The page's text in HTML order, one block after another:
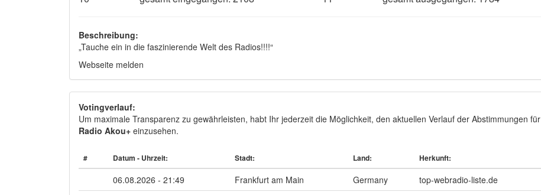
Beschreibung:
„Tauche ein in die faszinierende Welt des Radios!!!!“
Webseite melden
Votingverlauf:
Um maximale Transparenz zu gewährleisten, habt Ihr jederzeit die Möglichkeit, den aktuellen Verlauf der Abstimmungen für
Radio Akou+ einzusehen.
# Datum - Uhrzeit: Stadt: Land: Herkunft:
06.08.2026 - 21:49 Frankfurt am Main Germany
top-webradio-liste.de